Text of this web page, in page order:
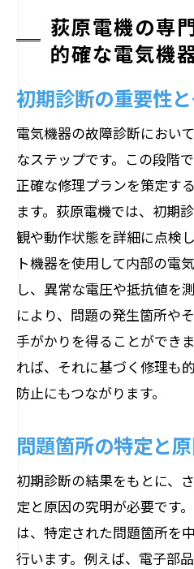
荻原電機の専
的確な電気機
初期診断の重要性
電気機器の故障診断におい
なステップです。この段階
正確な修理プランを策定す
ます。荻原電機では、初期
観や動作状態を詳細に点検
ト機器を使用して内部の電
し、異常な電圧や抵抗値を
により、問題の発生箇所や
手がかりを得ることができ
れば、それに基づく修理も
防止にもつながります。
問題箇所の特定と
初期診断の結果をもとに、
定と原因の究明が必要です
は、特定された問題箇所を
行います。例えば、電子部